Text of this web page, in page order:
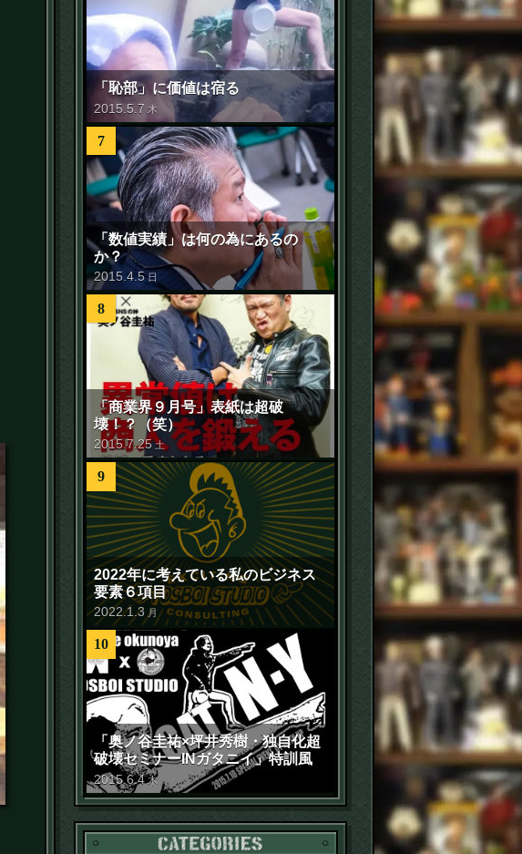
「恥部」に価値は宿る
2015 .5 .7 木
7
「数値実績」は何の為にあるの
か？
2015 .4.5 日
8
「商業界９月号」表紙は超破
壊！？（笑）
2015.7.25 土
9
2022年に考えている私のビジネス
要素６項目
2022.1 .3 月
10
「奥ノ谷圭祐×坪井秀樹・独自化超
破壊セミナーINガタニイ」特訓風
景動画（苦笑）
2015.6.4 木
カテゴリー